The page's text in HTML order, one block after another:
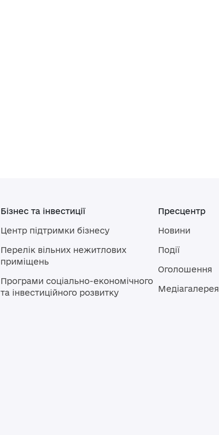
Бізнес та інвестиції
Центр підтримки бізнесу
Перелік вільних нежитлових
приміщень
Програми соціально-економічного
та інвестиційного розвитку
Пресцентр
Новини
Події
Оголошення
Медіагалерея